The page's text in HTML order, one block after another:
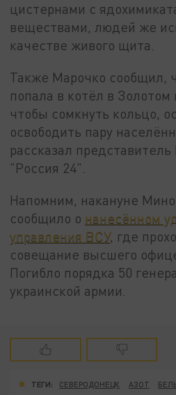
цистернами с
веществами, людей же
качестве живого щита.
Также Марочко сообщил,
попала в котёл в
чтобы сомкнуть кольцо,
освободить пару
рассказал
"Россия 24".
Напомним, накануне
сообщило о нанесённом
управления ВСУ, где
совещание высшего
Погибло порядка 50
украинской армии.
ТЕГИ: СЕВЕРОДОНЕЦК АЗОТ